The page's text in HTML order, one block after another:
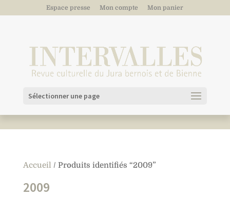
Espace presse Mon compte Mon panier
Sélectionner une page
Accueil/ Produits identifiés “2009”
2009